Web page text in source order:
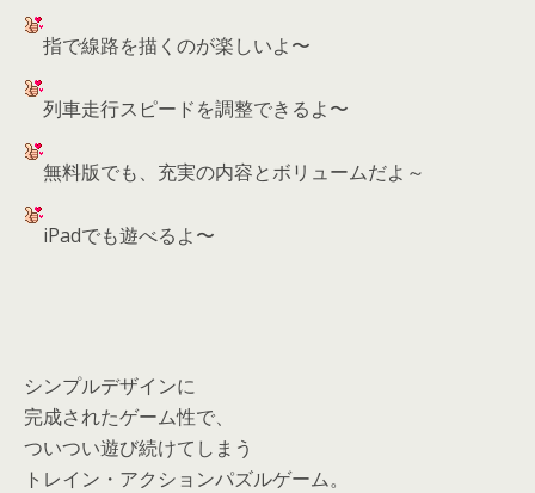
指で線路を描くのが楽しいよ〜
列車走行スピードを調整できるよ〜
無料版でも、充実の内容とボリュームだよ～
iPadでも遊べるよ〜
シンプルデザインに
完成されたゲーム性で、
ついつい遊び続けてしまう
トレイン・アクションパズルゲーム。